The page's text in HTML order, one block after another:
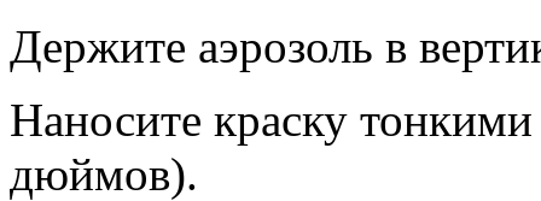
Держите аэрозоль в
Наносите краску
дюймов).